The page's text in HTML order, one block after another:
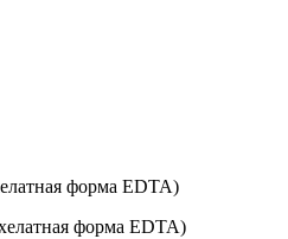
форма EDTA)
форма EDTA)